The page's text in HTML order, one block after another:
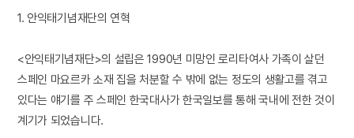
1. 안익태기념재단의 연혁
<안익태기념재단>의 설립은 1990년 미망인 로리타여사 가족이 살던
스페인 마요르카 소재 집을 처분할 수 밖에 없는 정도의 생활고를 겪고
있다는 얘기를 주 스페인 한국대사가 한국일보를 통해 국내에 전한 것이
계기가 되었습니다.